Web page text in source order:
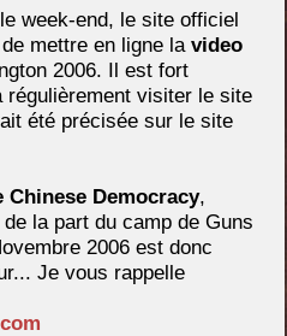
week-end, le site officiel
mettre en ligne la video
2006. Il est fort
régulièrement visiter le site
été précisée sur le site
Chinese Democracy,
la part du camp de Guns
2006 est donc
Je vous rappelle